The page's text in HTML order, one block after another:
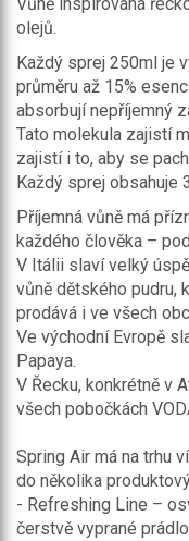
olejů.
Každý sprej 250ml je
průměru až 15%
absorbují nepříjemný
Tato molekula zajistí
zajistí i to, aby se
Každý sprej obsahuje
Příjemná vůně má
každého člověka –
V Itálii slaví velký
vůně dětského pudru,
prodává i ve všech
Ve východní Evropě
Papaya.
V Řecku, konkrétně v
všech pobočkách
Spring Air má na trhu
do několika
- Refreshing Line –
čerstvě vyprané prádlo